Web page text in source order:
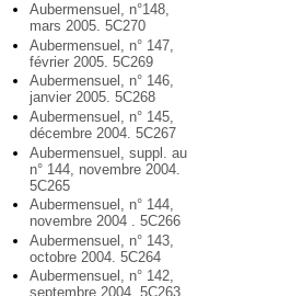
Aubermensuel, n°148,
mars 2005. 5C270
Aubermensuel, n° 147,
février 2005. 5C269
Aubermensuel, n° 146,
janvier 2005. 5C268
Aubermensuel, n° 145,
décembre 2004. 5C267
Aubermensuel, suppl. au
n° 144, novembre 2004.
5C265
Aubermensuel, n° 144,
novembre 2004 . 5C266
Aubermensuel, n° 143,
octobre 2004. 5C264
Aubermensuel, n° 142,
septembre 2004. 5C263